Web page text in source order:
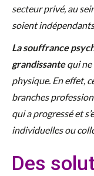
secteur privé, au
soient
La souffrance
grandissantequi ne
physique. En effet,
branches
qui a progressé et
individuelles ou
Des